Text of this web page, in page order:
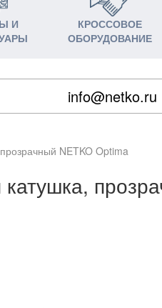
И
КРОССОВОЕ
ОБОРУДОВАНИЕ
NETKO Optima